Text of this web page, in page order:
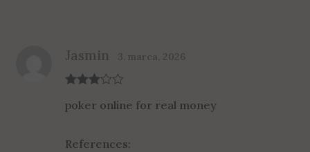
out of 5
Jasmin 3. marca, 2026
poker online for real money
References: